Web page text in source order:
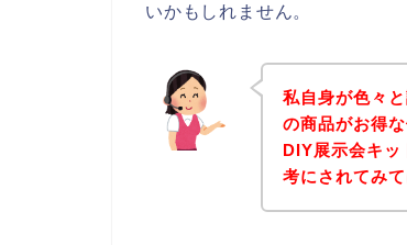
いかもしれません。
私自身が色々
の商品がお得
DIY展示会キッ
考にされてみ